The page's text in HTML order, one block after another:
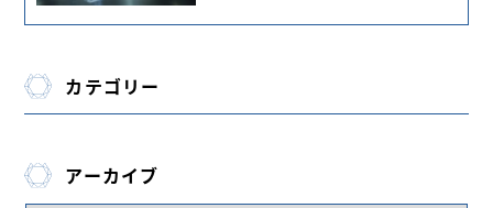
カテゴリー
アーカイブ